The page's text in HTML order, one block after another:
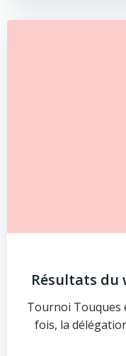
Résultats du
Tournoi Touques
fois, la